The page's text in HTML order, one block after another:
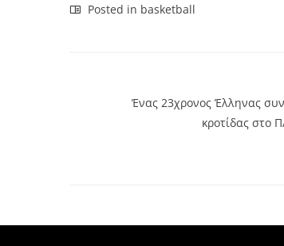
Posted in basketball
Ένας 23χρονος Έλληνας
κροτίδας στο